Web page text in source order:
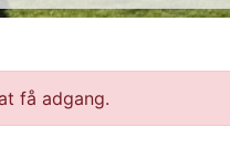
få adgang.